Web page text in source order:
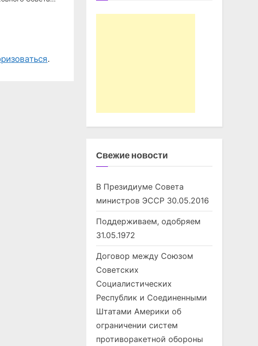
.
Свежие новости
В Президиуме Совета
министров ЭССР 30.05.2016
Поддерживаем, одобряем
31.05.1972
Договор между Союзом
Советских
Социалистических
Республик и Соединенными
Штатами Америки об
ограничении систем
противоракетной обороны